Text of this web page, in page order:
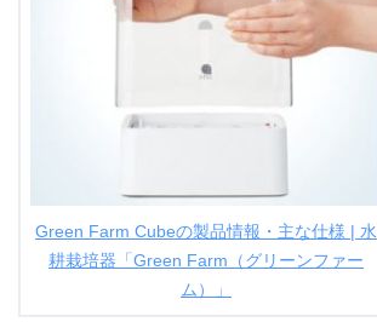
Green Farm Cubeの製品情報・主な仕様 | 水
耕栽培器「Green Farm（グリーンファー
ム）」